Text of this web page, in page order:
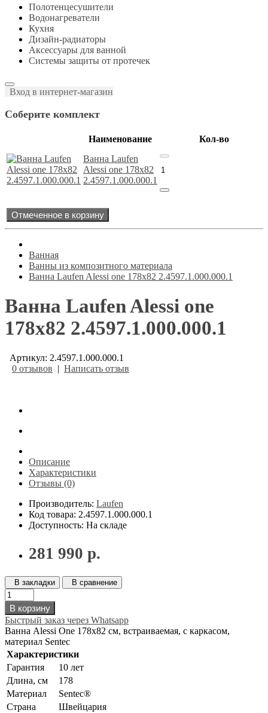
Полотенцесушители
Водонагреватели
Кухня
Дизайн-радиаторы
Аксессуары для ванной
Системы защиты от протечек
Вход в интернет-магазин
Соберите комплект
Наименование
Кол-во
Ванна Laufen
Alessi one 178х82
2.4597.1.000.000.1
Отмеченное в корзину
Ванная
Ванны из композитного материала
Ванна Laufen Alessi one 178х82 2.4597.1.000.000.1
Ванна Laufen Alessi one
178х82 2.4597.1.000.000.1
Артикул: 2.4597.1.000.000.1
0 отзывов | Написать отзыв
Описание
Характеристики
Отзывы (0)
Производитель: Laufen
Код товара: 2.4597.1.000.000.1
Доступность: На складе
281 990 р.
В закладки В сравнение
В корзину
Быстрый заказ через Whatsapp
Ванна Alessi One 178х82 см, встраиваемая, с каркасом,
материал Sentec
Характеристики
Гарантия
10 лет
Длина, см
178
Материал
Sentec®
Страна
Швейцария